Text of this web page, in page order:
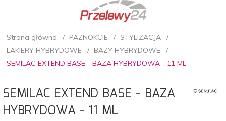
Strona główna PAZNOKCIE
STYLIZACJA
LAKIERY HYBRYDOWE
BAZY HYBRYDOWE
SEMILAC EXTEND BASE - BAZA HYBRYDOWA - 11 ML
SEMILAC EXTEND BASE - BAZA
HYBRYDOWA - 11 ML